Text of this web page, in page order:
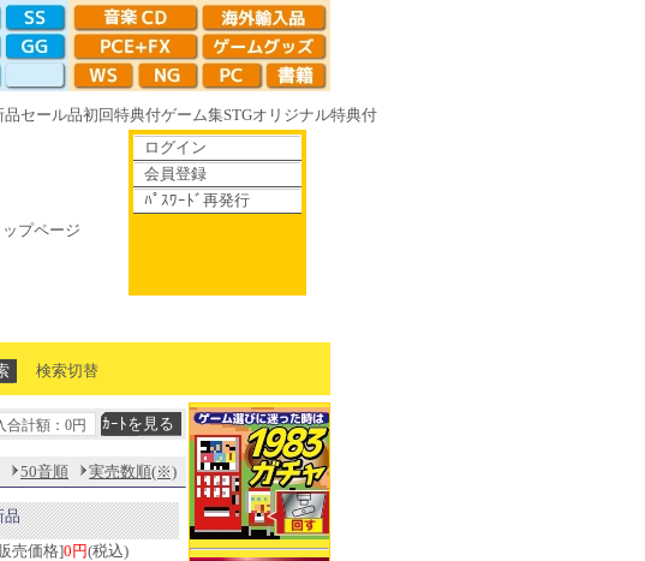
セール品初回特典付ゲーム集STGオリジナル特典付
プページ
ート16R やがて散りゆく鏡の花へ 70年代風ロボットアニメ ゲッP-X アレサ
ログイン
会員登録
ﾊﾟｽﾜｰﾄﾞ再発行
検索切替
合計額：0円
50音順 実売数順(※)
品
売価格]0円(税込)